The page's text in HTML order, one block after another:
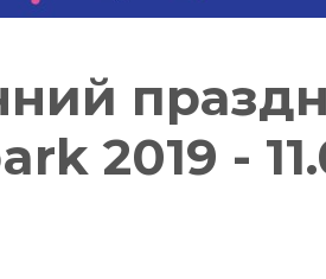
2019 -